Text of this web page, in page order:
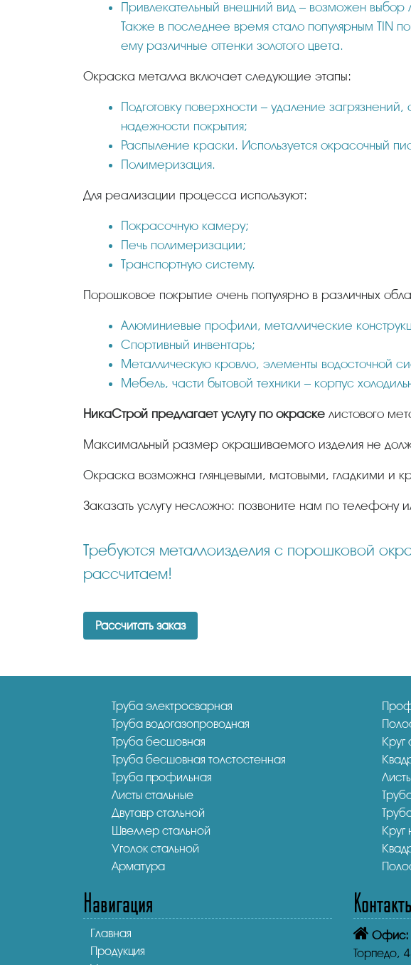
Привлекательный внешний вид – возможен выбор
Также в последнее время стало популярным TIN
ему различные оттенки золотого цвета.
Окраска металла включает следующие этапы:
Подготовку поверхности – удаление
надежности покрытия;
Распыление краски. Используется окрасочный
Полимеризация.
Для реализации процесса используют:
Покрасочную камеру;
Печь полимеризации;
Транспортную систему.
Порошковое покрытие очень популярно в различных
Алюминиевые профили, металлические
Спортивный инвентарь;
Металлическую кровлю, элементы водосточной
Мебель, части бытовой техники – корпус
НикаСтрой предлагает услугу по окраске листового
Максимальный размер окрашиваемого изделия не
Окраска возможна глянцевыми, матовыми, гладкими и
Заказать услугу несложно: позвоните нам по телефону
Требуются металлоизделия с порошковой окраской? Отправьте нам Ваш заказ, мы максимально быстро его
рассчитаем!
Рассчитать заказ
Труба электросварная
Труба водогазопроводная
Труба бесшовная
Труба бесшовная толстостенная
Труба профильная
Листы стальные
Двутавр стальной
Швеллер стальной
Уголок стальной
Арматура
Круг
Навигация
Главная
Продукция
Офис:
Торпедо,